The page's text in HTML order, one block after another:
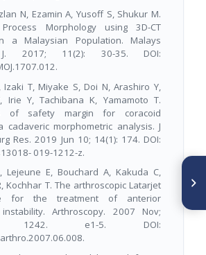
N, Ezamin A, Yusoff S, Shukur M.
Morphology using 3D-CT
a Malaysian Population. Malays
2017; 11(2): 30-35. DOI:
Izaki T, Miyake S, Doi N, Arashiro Y,
Irie Y, Tachibana K, Yamamoto T.
of safety margin for coracoid
cadaveric morphometric analysis. J
Res. 2019 Jun 10; 14(1): 174. DOI:
019-1212-z.
Lejeune E, Bouchard A, Kakuda C,
Kochhar T. The arthroscopic Latarjet
for the treatment of anterior
Arthroscopy. 2007 Nov;
1242. e1-5. DOI:
en
de
post
SIGUIENTE ARTÍCULO
Tratamiento de la disociación
espinopélvica en fracturas
sacras multiplanares. Reporte
de Caso